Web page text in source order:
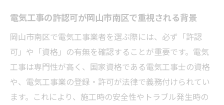
電気工事の許認可が岡山市南区で重視される背景
岡山市南区で電気工事業者を選ぶ際には、必ず「許認
可」や「資格」の有無を確認することが重要です。電気
工事は専門性が高く、国家資格である電気工事士の資格
や、電気工事業の登録・許可が法律で義務付けられてい
ます。これにより、施工時の安全性やトラブル発生時の